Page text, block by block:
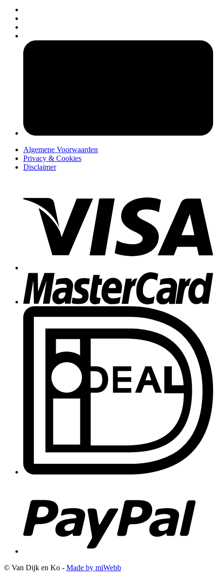
Algemene Voorwaarden
Privacy & Cookies
Disclaimer
© Van Dijk en Ko - Made by miWebb